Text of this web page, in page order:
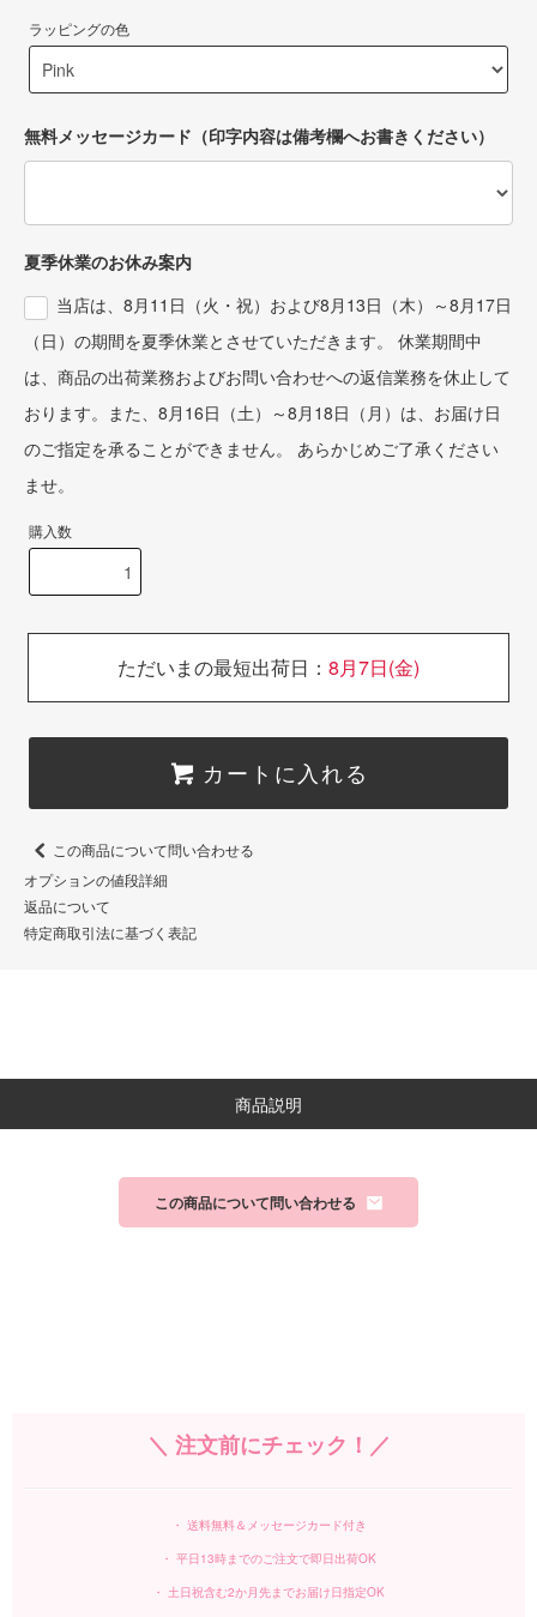
ラッピングの色
無料メッセージカード（印字内容は備考欄へお書きください）
夏季休業のお休み案内
当店は、8月11日（火・祝）および8月13日（木）～8月17日
（日）の期間を夏季休業とさせていただきます。 休業期間中
は、商品の出荷業務およびお問い合わせへの返信業務を休止して
おります。また、8月16日（土）～8月18日（月）は、お届け日
のご指定を承ることができません。 あらかじめご了承ください
ませ。
購入数
ただいまの最短出荷日： 8月7日(金)
カートに入れる
この商品について問い合わせる
オプションの値段詳細
返品について
特定商取引法に基づく表記
商品説明
この商品について問い合わせる
＼ 注文前にチェック！／
・ 送料無料＆メッセージカード付き
・ 平日13時までのご注文で即日出荷OK
・ 土日祝含む2か月先までお届け日指定OK